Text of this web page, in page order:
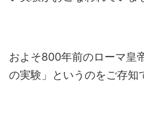
およそ800年前のローマ皇
の実験」というのをご存知